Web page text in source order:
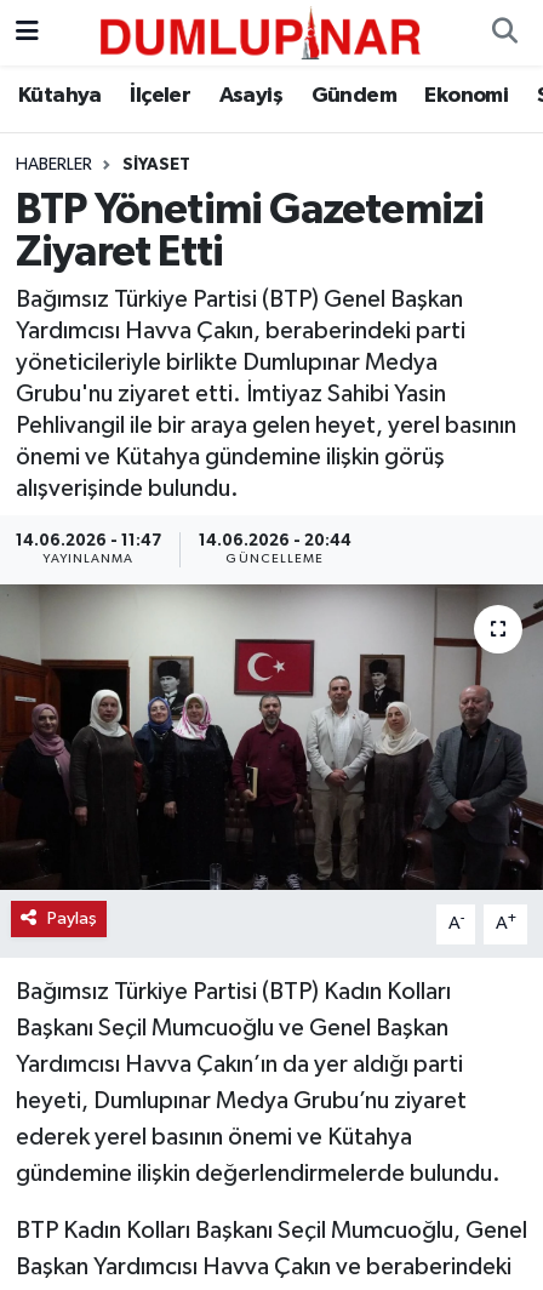
Kütahya İlçeler Asayiş Gündem Ekonomi
HABERLER SIYASET
BTP Yönetimi Gazetemizi
Ziyaret Etti
Bağımsız Türkiye Partisi (BTP) Genel Başkan
Yardımcısı Havva Çakın, beraberindeki parti
yöneticileriyle birlikte Dumlupınar Medya
Grubu'nu ziyaret etti. İmtiyaz Sahibi Yasin
Pehlivangil ile bir araya gelen heyet, yerel basının
önemi ve Kütahya gündemine ilişkin görüş
alışverişinde bulundu.
14.06.2026 - 11:47
YAYINLANMA
14.06.2026 - 20:44
GÜNCELLEME
Paylaş A- A+
Bağımsız Türkiye Partisi (BTP) Kadın Kolları
Başkanı Seçil Mumcuoğlu ve Genel Başkan
Yardımcısı Havva Çakın’ın da yer aldığı parti
heyeti, Dumlupınar Medya Grubu’nu ziyaret
ederek yerel basının önemi ve Kütahya
gündemine ilişkin değerlendirmelerde bulundu.
BTP Kadın Kolları Başkanı Seçil Mumcuoğlu, Genel
Başkan Yardımcısı Havva Çakın ve beraberindeki
Asayiş
Diğer
Dünya
Eğitim
Ekonomi
Eleman
Emlak
Haber
Kültür-Sanat
Magazin
Sağlık
Siyaset
Teknoloji
Vefat Haberleri
Kütahya Hava Durumu
Kütahya Trafik Yoğunluk Haritası
Süper Lig Puan Durumu ve Fikstür
Tüm Manşetler
Son Dakika Haberleri
Haber Arşivi